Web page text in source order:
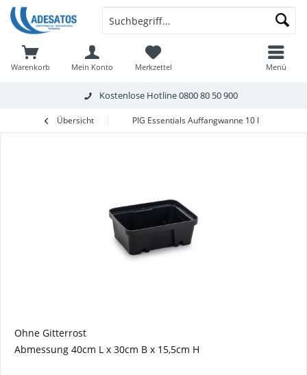
Kostenlose Hotline0800 80 50 900
Warenkorb Merkzettel
Mein Konto Menü
Übersicht PIG Essentials Auffangwanne 10 l
Ohne Gitterrost
Abmessung 40cm L x 30cm B x 15,5cm H